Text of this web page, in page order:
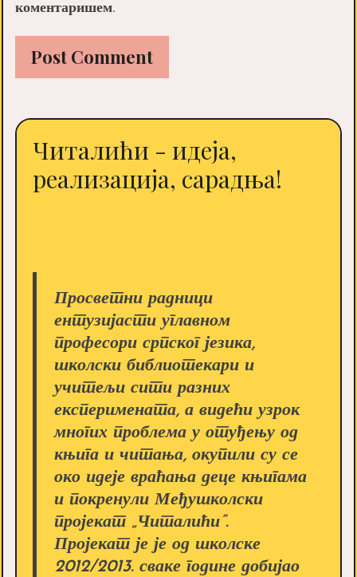
коментаришем.
Читалићи - идеја,
реализација, сарадња!
Просветни радници
ентузијасти углавном
професори српског језика,
школски библиотекари и
учитељи сити разних
експеримената, а видећи узрок
многих проблема у отуђењу од
књига и читања, окупили су се
око идеје враћања деце књигама
и покренули Међушколски
пројекат „Читалићи”.
Пројекат је је од школске
2012/2013. сваке године добијао